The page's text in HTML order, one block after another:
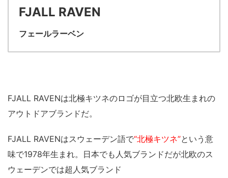
FJALL RAVEN
フェールラーベン
FJALL RAVENは北極キツネのロゴが目立つ北欧生まれの
アウトドアブランドだ。
FJALL RAVENはスウェーデン語で“北極キツネ”という意
味で1978年生まれ。日本でも人気ブランドだが北欧のス
ウェーデンでは超人気ブランド